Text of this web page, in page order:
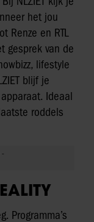
het jou
Renze en RTL
gesprek van de
lifestyle
blijf je
Ideaal
roddels
Programma’s